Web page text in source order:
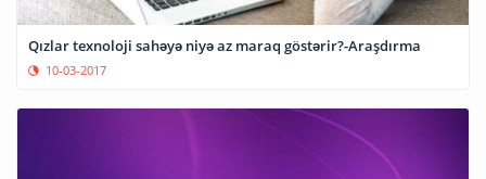
Qızlar texnoloji sahəyə niyə az maraq göstərir?-Araşdırma
10-03-2017